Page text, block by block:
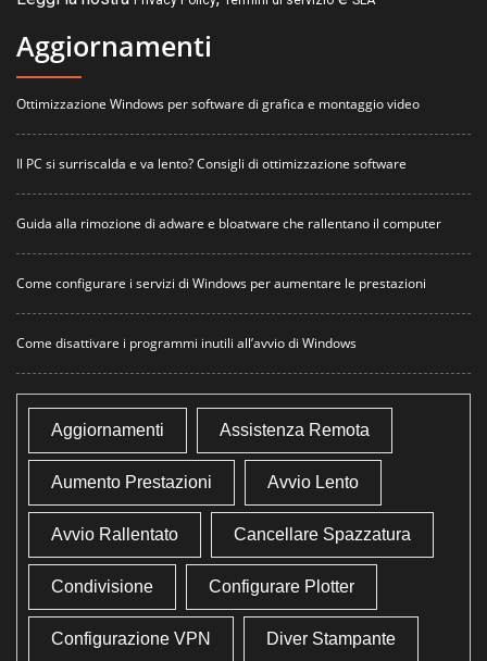
Aggiornamenti
Ottimizzazione Windows per software di grafica e montaggio video
Il PC si surriscalda e va lento? Consigli di ottimizzazione software
Guida alla rimozione di adware e bloatware che rallentano il computer
Come configurare i servizi di Windows per aumentare le prestazioni
Come disattivare i programmi inutili all’avvio di Windows
Aggiornamenti Assistenza Remota
Aumento Prestazioni Avvio Lento
Avvio Rallentato Cancellare Spazzatura
Condivisione Configurare Plotter
Configurazione VPN Diver Stampante